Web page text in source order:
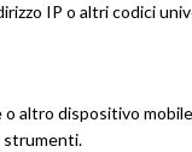
IP o altri codici
altro dispositivo
strumenti.